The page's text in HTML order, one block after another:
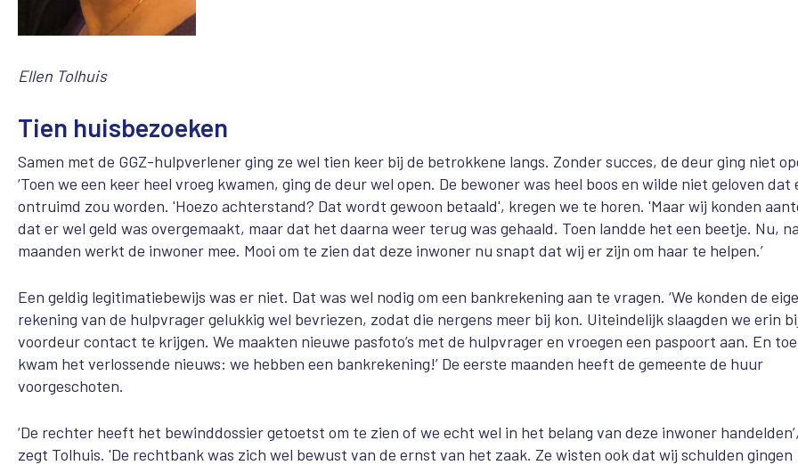
Ellen Tolhuis
Tien huisbezoeken
Samen met de GGZ-hulpverlener ging ze wel tien keer bij de betrokkene langs. Zonder succes, de deur ging niet
‘Toen we een keer heel vroeg kwamen, ging de deur wel open. De bewoner was heel boos en wilde niet geloven dat
ontruimd zou worden. 'Hoezo achterstand? Dat wordt gewoon betaald', kregen we te horen. 'Maar wij konden
dat er wel geld was overgemaakt, maar dat het daarna weer terug was gehaald. Toen landde het een beetje. Nu,
maanden werkt de inwoner mee. Mooi om te zien dat deze inwoner nu snapt dat wij er zijn om haar te helpen.’
Een geldig legitimatiebewijs was er niet. Dat was wel nodig om een bankrekening aan te vragen. ‘We konden de
rekening van de hulpvrager gelukkig wel bevriezen, zodat die nergens meer bij kon. Uiteindelijk slaagden we erin
voordeur contact te krijgen. We maakten nieuwe pasfoto’s met de hulpvrager en vroegen een paspoort aan. En
kwam het verlossende nieuws: we hebben een bankrekening!’ De eerste maanden heeft de gemeente de huur
voorgeschoten.
‘De rechter heeft het bewinddossier getoetst om te zien of we echt wel in het belang van deze inwoner handelden’,
zegt Tolhuis. 'De rechtbank was zich wel bewust van de ernst van het zaak. Ze wisten ook dat wij schulden gingen